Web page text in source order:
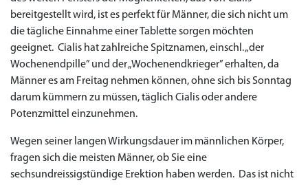
bereitgestellt wird, ist es perfekt für Männer, die sich nicht um
die tägliche Einnahme einer Tablette sorgen möchten
geeignet. Cialis hat zahlreiche Spitznamen, einschl. „der
Wochenendpille” und der „Wochenendkrieger” erhalten, da
Männer es am Freitag nehmen können, ohne sich bis Sonntag
darum kümmern zu müssen, täglich Cialis oder andere
Potenzmittel einzunehmen.
Wegen seiner langen Wirkungsdauer im männlichen Körper,
fragen sich die meisten Männer, ob Sie eine
sechsundreissigstündige Erektion haben werden. Das ist nicht